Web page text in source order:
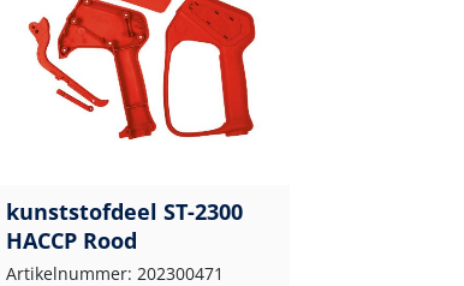
kunststofdeel ST-2300
HACCP Rood
Artikelnummer: 202300471